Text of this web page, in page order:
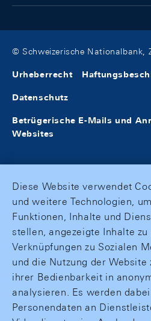
© Schweizerische Nationalbank,
Urheberrecht
Datenschutz
Betrügerische E-Mails und
Websites
Diese Website verwendet
und weitere Technologien,
Funktionen, Inhalte und
stellen, angezeigte Inhalte
Verknüpfungen zu Sozialen
und die Nutzung der Website
ihrer Bedienbarkeit in
analysieren. Es werden
Personendaten an